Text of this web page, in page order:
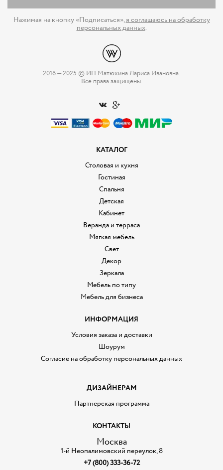
Нажимая на кнопку «Подписаться»,я соглашаюсь на обработку
персональных данных.
2016 — 2025 © ИП Матюхина Лариса Ивановна.
Все права защищены.
КАТАЛОГ
Столовая и кухня
Гостиная
Спальня
Детская
Кабинет
Веранда и терраса
Мягкая мебель
Свет
Декор
Зеркала
Мебель по типу
Мебель для бизнеса
ИНФОРМАЦИЯ
Условия заказа и доставки
Шоурум
Согласие на обработку персональных данных
ДИЗАЙНЕРАМ
Партнерская программа
КОНТАКТЫ
Москва
1-й Неопалимовский переулок, 8
+7 (800) 333-36-72